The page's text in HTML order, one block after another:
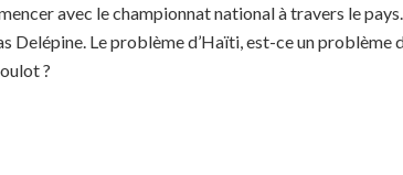
avec le championnat national à travers le
Delépine. Le problème d’Haïti, est-ce un problème
?